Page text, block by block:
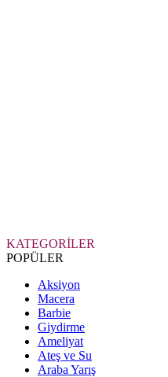
KATEGORİLER
POPÜLER
Aksiyon
Macera
Barbie
Giydirme
Ameliyat
Ateş ve Su
Araba Yarış